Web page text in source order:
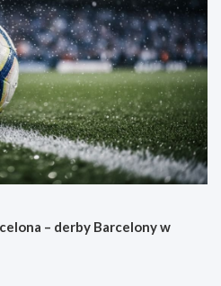
– derby Barcelony w